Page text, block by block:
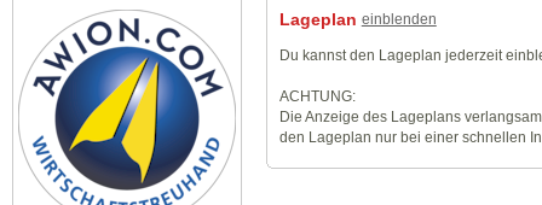
Lageplan einblenden
Du kannst den Lageplan jederzeit
ACHTUNG:
Die Anzeige des Lageplans
den Lageplan nur bei einer schnellen